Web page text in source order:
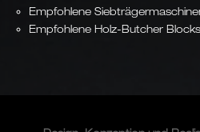
Empfohlene
Empfohlene Holz-Butcher